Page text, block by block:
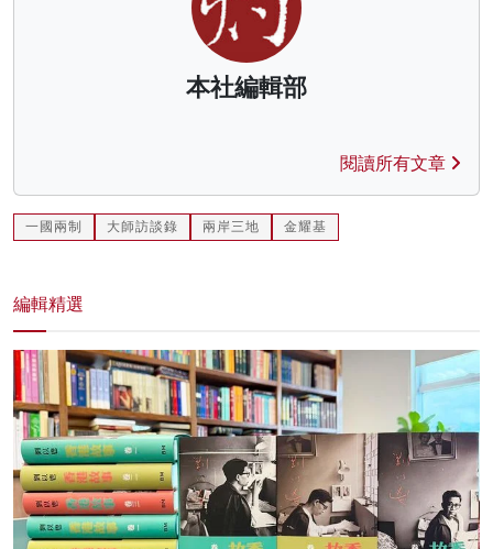
本社編輯部
閱讀所有文章
一國兩制 大師訪談錄 兩岸三地 金耀基
編輯精選